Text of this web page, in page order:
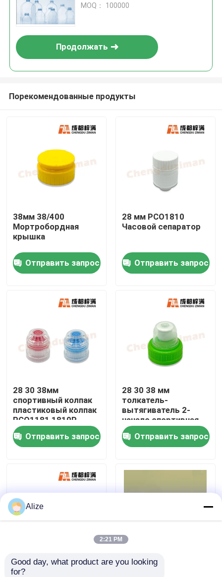
Ролики
Путешествие фабрики
Проверка качества
Свяжитесь мы
Новости
Упаковка напитка еды
Алюминиевая упаковка напитка
производительностью для
MOQ： 100000
Продолжать
Порекомендованные продукты
38мм 38/400
Мортробордная
крышка
Отправить запрос
28 мм PCO1810
Часовой сепаратор
Отправить запрос
28 30 38мм
спортивный колпак
пластиковый колпак
PCO1181 1810P
Отправить запрос
28 30 38 мм
толкатель-
вытягиватель 2-
начало спортивная
капсула пластиковая
капсула
Отправить запрос
30 38 45 Калибр
Бутылочная ручка
ПЭТ эмбрионная
Alize
2:21 PM
Good day, what product are you looking
for?